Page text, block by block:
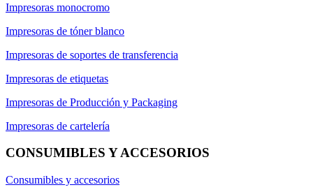
Impresoras monocromo
Impresoras de tóner blanco
Impresoras de soportes de transferencia
Impresoras de etiquetas
Impresoras de Producción y Packaging
Impresoras de cartelería
CONSUMIBLES Y ACCESORIOS
Consumibles y accesorios